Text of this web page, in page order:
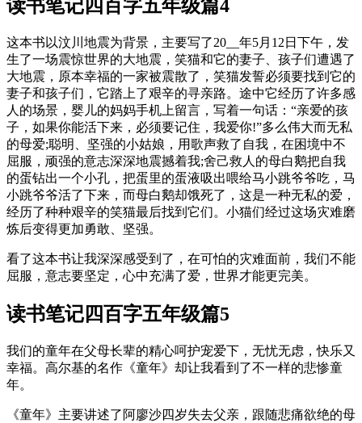
读书笔记四百字五年级篇4
这本书以汶川地震为背景，主要写了20__年5月12日下午，发
生了一场震惊世界的大地震，笑猫和它的妻子、孩子们遭遇了
大地震，原本幸福的一家被震散了，笑猫发誓必须要找到它的
妻子和孩子们，它踏上了艰辛的寻亲路。途中它经历了许多感
人的场景，婴儿的妈妈手机上留言，写着一句话：“亲爱的孩
子，如果你能活下来，必须要记住，我爱你!”多么伟大而无私
的母爱;聪明、坚强的小姑娘，用歌声救了自我，在困境中不
屈服，顽强的意志深深地震撼着我;舍己救人的母白鹅把自我
的蛋钻出一个小孔，把蛋里的蛋液吸出喂给马小跳爷爷吃，马
小跳爷爷活了下来，而母白鹅却饿死了，这是一种无私的爱，
经历了种种艰辛的笑猫最后找到它们。小猫们经过这场灾难磨
炼后变得更加勇敢、坚强。
看了这本书让我深深感受到了，在可怕的灾难面前，我们不能
屈服，意志要坚定，心中充满了爱，世界才能更完美。
读书笔记四百字五年级篇5
我们的童年在父母长辈的精心呵护宠爱下，无忧无虑，快乐又
幸福。高尔基的名作《童年》却让我看到了不一样的悲惨童
年。
《童年》主要讲述了阿廖沙四岁失去父亲，跟随悲痛欲绝的母